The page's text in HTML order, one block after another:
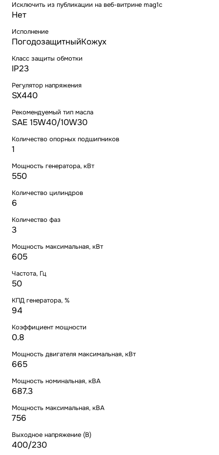
Исключить из публикации на веб-витрине mag1c
Нет
Исполнение
ПогодозащитныйКожух
Класс защиты обмотки
IP23
Регулятор напряжения
SX440
Рекомендуемый тип масла
SAE 15W40/10W30
Количество опорных подшипников
1
Мощность генератора, кВт
550
Количество цилиндров
6
Количество фаз
3
Мощность максимальная, кВт
605
Частота, Гц
50
КПД генератора, %
94
Коэффициент мощности
0.8
Мощность двигателя максимальная, кВт
665
Мощность номинальная, кВА
687.3
Мощность максимальная, кВА
756
Выходное напряжение (В)
400/230